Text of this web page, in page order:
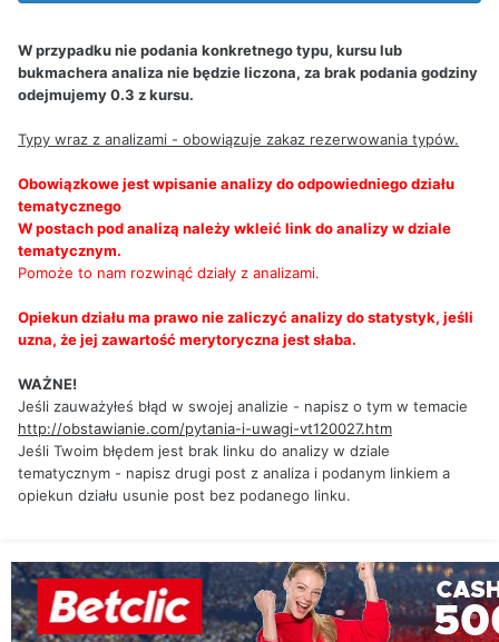
W przypadku nie podania konkretnego typu, kursu lub
bukmachera analiza nie będzie liczona, za brak podania godziny
odejmujemy 0.3 z kursu.
Typy wraz z analizami - obowiązuje zakaz rezerwowania typów.
Obowiązkowe jest wpisanie analizy do odpowiedniego działu
tematycznego
W postach pod analizą należy wkleić link do analizy w dziale
tematycznym.
Pomoże to nam rozwinąć działy z analizami.
Opiekun działu ma prawo nie zaliczyć analizy do statystyk, jeśli
uzna, że jej zawartość merytoryczna jest słaba.
WAŻNE!
Jeśli zauważyłeś błąd w swojej analizie - napisz o tym w temacie
http://obstawianie.com/pytania-i-uwagi-vt120027.htm
Jeśli Twoim błędem jest brak linku do analizy w dziale
tematycznym - napisz drugi post z analiza i podanym linkiem a
opiekun działu usunie post bez podanego linku.